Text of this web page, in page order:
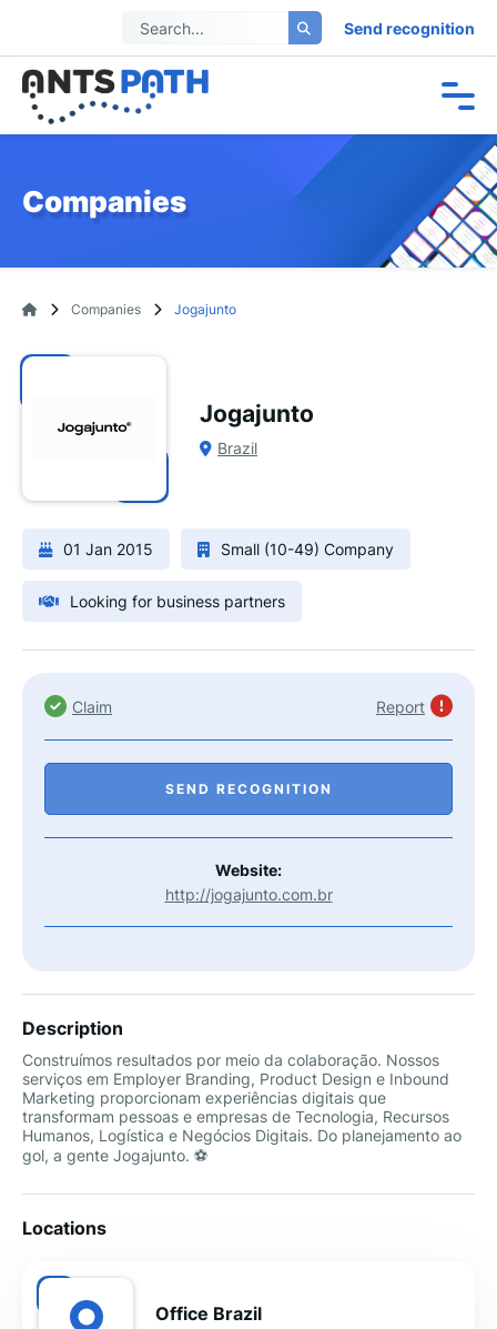
Send recognition
Companies
Companies Jogajunto
Jogajunto
Brazil
01 Jan 2015 Small (10-49) Company
Looking for business partners
Claim Report
SEND RECOGNITION
Website:
http://jogajunto.com.br
Description
Construímos resultados por meio da colaboração. Nossos
serviços em Employer Branding, Product Design e Inbound
Marketing proporcionam experiências digitais que
transformam pessoas e empresas de Tecnologia, Recursos
Humanos, Logística e Negócios Digitais. Do planejamento ao
gol, a gente Jogajunto. ⚽️
Locations
Office Brazil